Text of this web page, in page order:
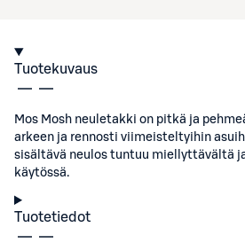
Tuotekuvaus
Mos Mosh neuletakki on pitkä ja
arkeen ja rennosti viimeisteltyihin
sisältävä neulos tuntuu miellyttävältä
käytössä.
Tuotetiedot